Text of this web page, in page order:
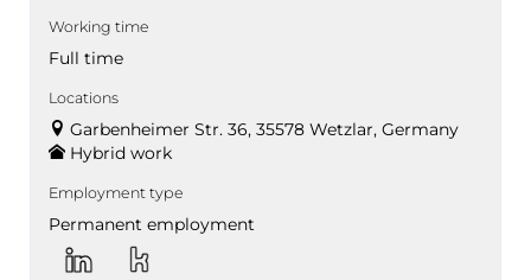
Working time
Full time
Locations
Garbenheimer Str. 36, 35578 Wetzlar, Germany
Hybrid work
Employment type
Permanent employment